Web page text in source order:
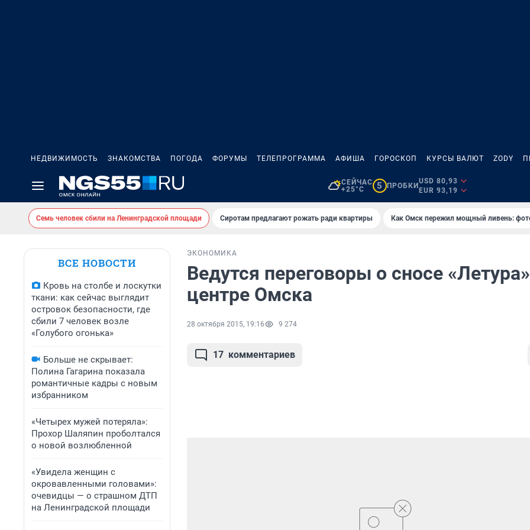
НЕДВИЖИМОСТЬ ЗНАКОМСТВА ПОГОДА ФОРУМЫ ТЕЛЕПРОГРАММА АФИША ГОРОСКОП КУРСЫ ВАЛЮТ ZODY
СЕЙЧАС
+25°C
5 ПРОБКИ
USD 80,93
EUR 93,19
Семь человек сбили на Ленинградской площади Сиротам предлагают рожать ради квартиры Как Омск пережил мощный ливень:
ВСЕ НОВОСТИ
Кровь на столбе и лоскутки
ткани: как сейчас выглядит
островок безопасности, где
сбили 7 человек возле
«Голубого огонька»
Больше не скрывает:
Полина Гагарина показала
романтичные кадры с новым
избранником
«Четырех мужей потеряла»:
Прохор Шаляпин проболтался
о новой возлюбленной
«Увидела женщин с
окровавленными головами»:
очевидцы — о страшном ДТП
на Ленинградской площади
ЭКОНОМИКА
Ведутся переговоры о сносе
центре Омска
28 октября 2015, 19:16 9 274
17 комментариев